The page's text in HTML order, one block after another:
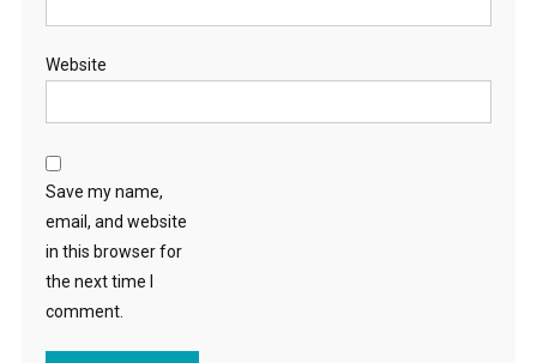
Website
Save my name,
email, and website
in this browser for
the next time I
comment.